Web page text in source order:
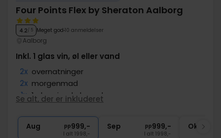
Four Points Flex by Sheraton Aalborg
4.2/ 5 Meget god 10 anmeldelser
Aalborg
Inkl. 1 glas vin, øl eller vand
2x overnatninger
2x morgenmad
1x 1 glas vin, øl el. vand
∞ Central beliggenhed
Se alt, der er inkluderet
Aug pp999,-
I alt 1998,-
Sep pp999,-
I alt 1998,-
Okt